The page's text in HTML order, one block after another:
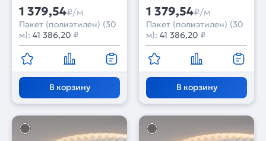
1 379,54₽/м
Пакет (полиэтилен) (30
м): 41 386,20 ₽
В корзину
1 379,54₽/м
Пакет (полиэтилен) (30
м): 41 386,20 ₽
В корзину